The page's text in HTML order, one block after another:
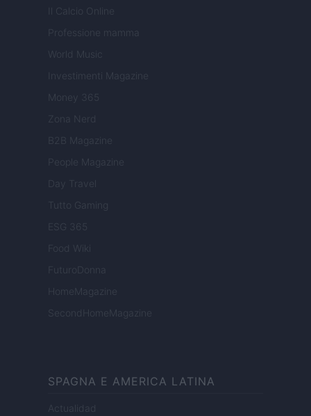
Il Calcio Online
Professione mamma
World Music
Investimenti Magazine
Money 365
Zona Nerd
B2B Magazine
People Magazine
Day Travel
Tutto Gaming
ESG 365
Food Wiki
FuturoDonna
HomeMagazine
SecondHomeMagazine
SPAGNA E AMERICA LATINA
Actualidad